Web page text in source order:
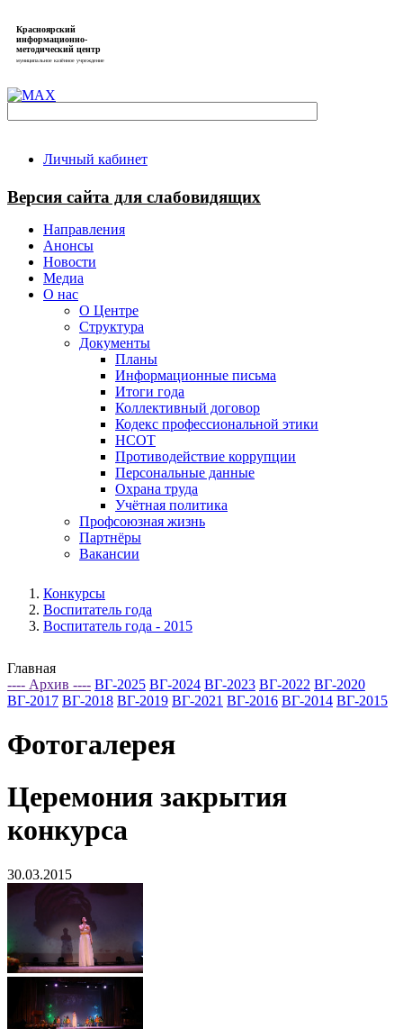
Красноярский
информационно-
методический центр
муниципальное казённое учреждение
Личный кабинет
Версия сайта для слабовидящих
Направления
Анонсы
Новости
Медиа
О нас
О Центре
Структура
Документы
Планы
Информационные письма
Итоги года
Коллективный договор
Кодекс профессиональной этики
НСОТ
Противодействие коррупции
Персональные данные
Охрана труда
Учётная политика
Профсоюзная жизнь
Партнёры
Вакансии
Конкурсы
Воспитатель года
Воспитатель года - 2015
Главная
---- Архив ---- ВГ-2025 ВГ-2024 ВГ-2023 ВГ-2022 ВГ-2020
ВГ-2017 ВГ-2018 ВГ-2019 ВГ-2021 ВГ-2016 ВГ-2014 ВГ-2015
Фотогалерея
Церемония закрытия
конкурса
30.03.2015